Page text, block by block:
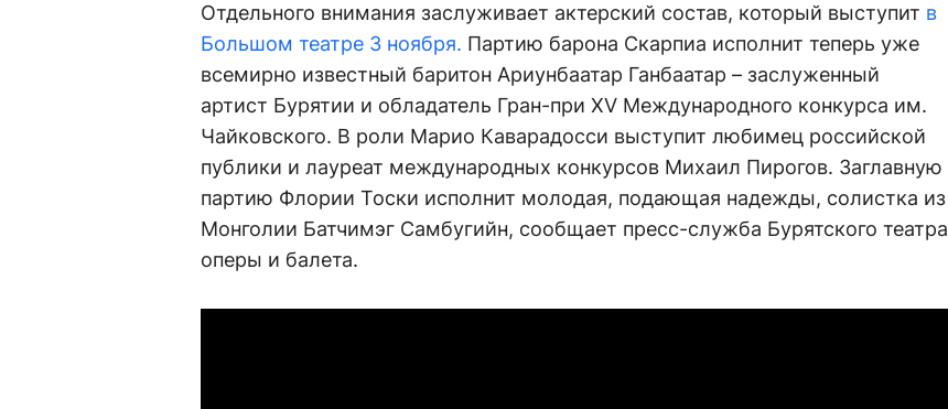
Отдельного внимания заслуживает актерский состав, который выступит в
Большом театре 3 ноября. Партию барона Скарпиа исполнит теперь уже
всемирно известный баритон Ариунбаатар Ганбаатар – заслуженный
артист Бурятии и обладатель Гран-при XV Международного конкурса им.
Чайковского. В роли Марио Каварадосси выступит любимец российской
публики и лауреат международных конкурсов Михаил Пирогов. Заглавную
партию Флории Тоски исполнит молодая, подающая надежды, солистка из
Монголии Батчимэг Самбугийн, сообщает пресс-служба Бурятского театра
оперы и балета.